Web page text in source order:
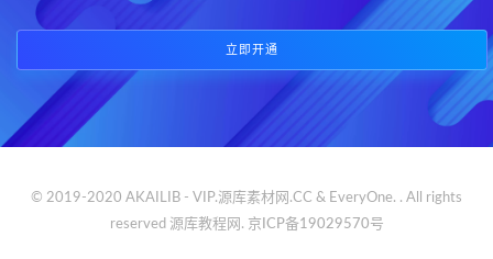
立即开通
© 2019-2020 AKAILIB - VIP.源库素材网.CC & EveryOne. . All rights
reserved 源库教程网. 京ICP备19029570号